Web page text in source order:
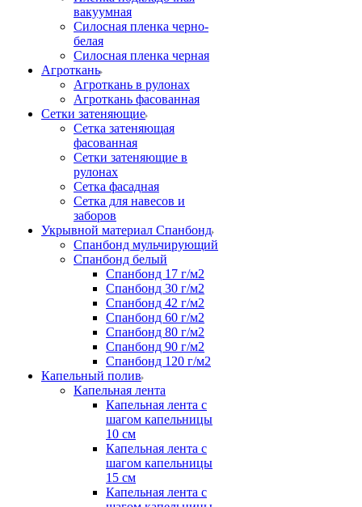
вакуумная
Силосная пленка черно-
белая
Силосная пленка черная
Агроткань
Агроткань в рулонах
Агроткань фасованная
Сетки затеняющие
Сетка затеняющая
фасованная
Сетки затеняющие в
рулонах
Сетка фасадная
Сетка для навесов и
заборов
Укрывной материал Спанбонд
Спанбонд мульчирующий
Спанбонд белый
Спанбонд 17 г/м2
Спанбонд 30 г/м2
Спанбонд 42 г/м2
Спанбонд 60 г/м2
Спанбонд 80 г/м2
Спанбонд 90 г/м2
Спанбонд 120 г/м2
Капельный полив
Капельная лента
Капельная лента с
шагом капельницы
10 см
Капельная лента с
шагом капельницы
15 см
Капельная лента с